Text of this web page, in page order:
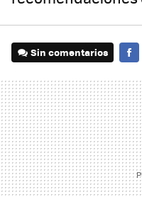
Sin comentarios